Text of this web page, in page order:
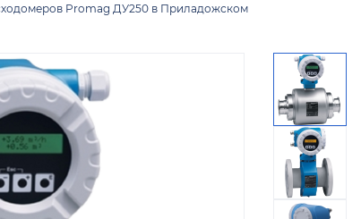
Promag ДУ250 в Приладожском